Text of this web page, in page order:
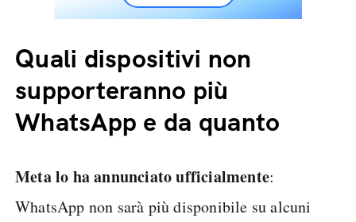
Quali dispositivi non
supporteranno più
WhatsApp e da quanto
Meta lo ha annunciato ufficialmente:
WhatsApp non sarà più disponibile su alcuni